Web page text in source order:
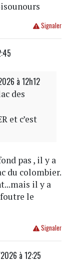
Signaler
à 12h12
des
et c’est
pas , il y a
du colombier.
il y a
le
Signaler
à 12:25